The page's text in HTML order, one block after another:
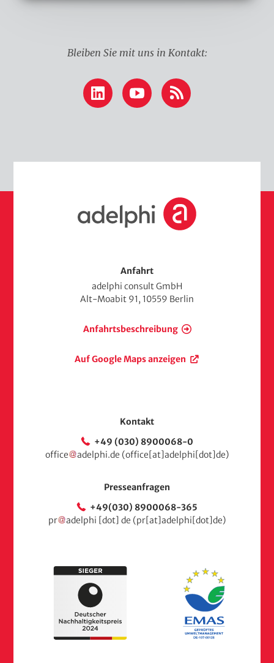
Bleiben Sie mit uns in Kontakt:
LinkedIn YouTube RSS
t
a
t
Anfahrt
adelphi consult GmbH
Alt-Moabit 91, 10559 Berlin
Anfahrtsbeschreibung
Auf Google Maps anzeigen
Kontakt
+49 (030) 8900068-0
office
adelphi.de (office[at]adelphi[dot]de)
Presseanfragen
+49(030) 8900068-365
pr
adelphi [dot] de (pr[at]adelphi[dot]de)